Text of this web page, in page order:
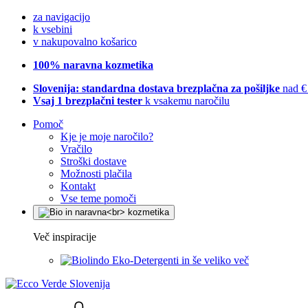
za navigacijo
k vsebini
v nakupovalno košarico
100% naravna kozmetika
Slovenija: standardna dostava brezplačna za pošiljke nad
Vsaj 1 brezplačni tester k vsakemu naročilu
Pomoč
Kje je moje naročilo?
Vračilo
Stroški dostave
Možnosti plačila
Kontakt
Vse teme pomoči
Več inspiracije
Eko-Detergenti in še veliko več